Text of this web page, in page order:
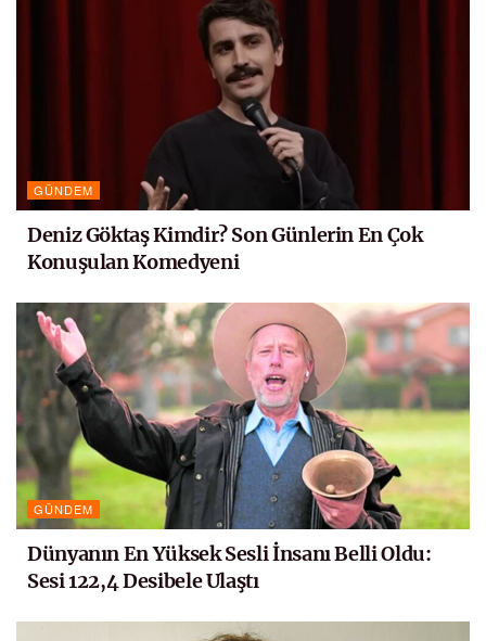
GÜNDEM
Deniz Göktaş Kimdir? Son Günlerin En Çok
Konuşulan Komedyeni
GÜNDEM
Dünyanın En Yüksek Sesli İnsanı Belli Oldu:
Sesi 122,4 Desibele Ulaştı